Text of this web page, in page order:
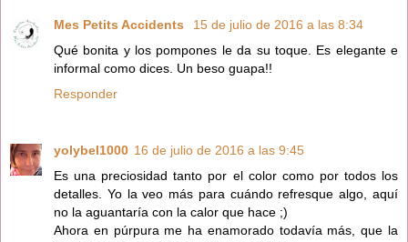
Mes Petits Accidents
15 de julio de 2016 a las 8:34
Qué bonita y los pompones le da su toque. Es elegante e
informal como dices. Un beso guapa!!
Responder
yolybel1000 16 de julio de 2016 a las 9:45
Es una preciosidad tanto por el color como por todos los
detalles. Yo la veo más para cuándo refresque algo, aquí
no la aguantaría con la calor que hace ;)
Ahora en púrpura me ha enamorado todavía más, que la